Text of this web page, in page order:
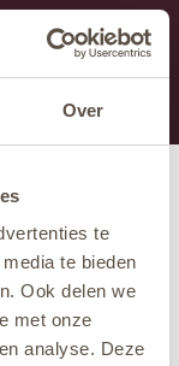
Over
te
te bieden
Ook delen we
met onze
analyse. Deze
+31 413 274